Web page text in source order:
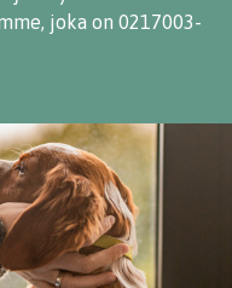
joka on 0217003-